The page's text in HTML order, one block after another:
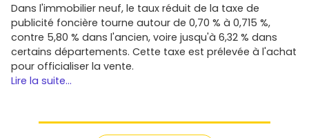
Dans l'immobilier neuf, le taux réduit de la taxe de
publicité foncière tourne autour de 0,70 % à 0,715 %,
contre 5,80 % dans l'ancien, voire jusqu'à 6,32 % dans
certains départements. Cette taxe est prélevée à l'achat
pour officialiser la vente.
Lire la suite...